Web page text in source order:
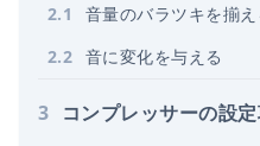
2.1
音量のバラツキを揃え
2.2 音に変化を与える
3 コンプレッサーの設